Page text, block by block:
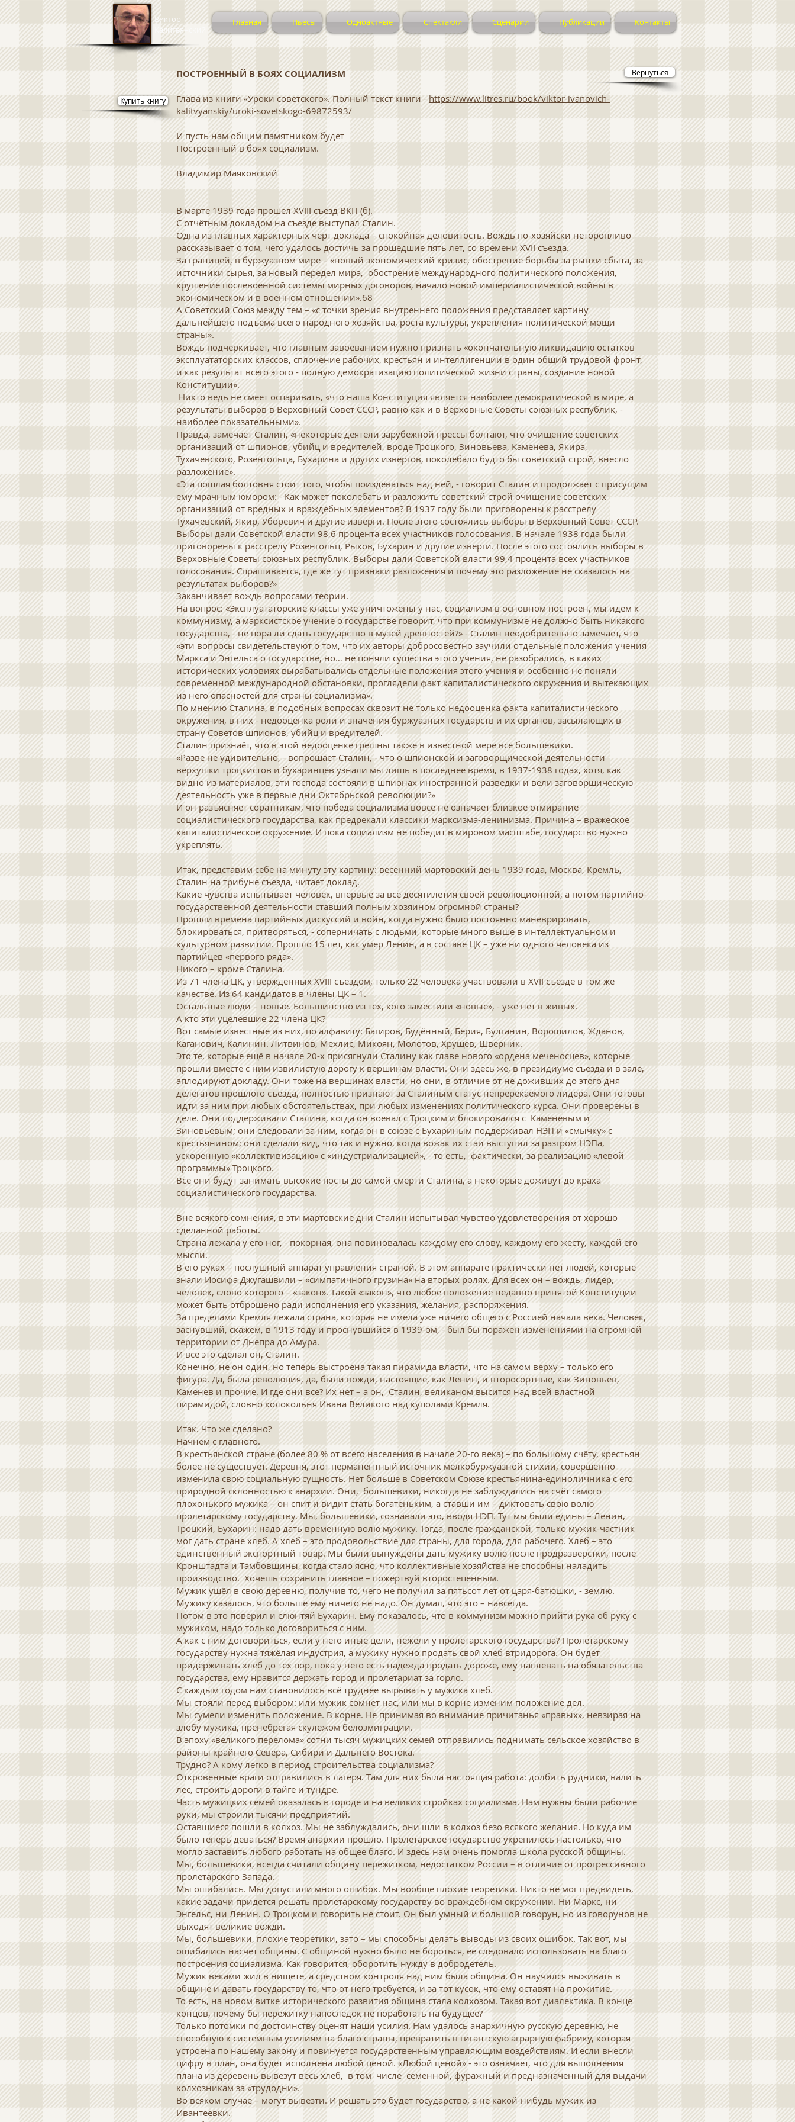
Виктор
Калитвянский
Главная Пьесы Одноактные Спектакли Сценарии Публикации Контакты
Купить книгу
ПОСТРОЕННЫЙ В БОЯХ СОЦИАЛИЗМ
Глава из книги «Уроки советского». Полный текст книги -https://www.litres.ru/book/viktor-ivanovich-
kalitvyanskiy/uroki-sovetskogo-69872593/
И пусть нам общим памятником будет
Построенный в боях социализм.
Владимир Маяковский
В марте 1939 года прошёл XVIII съезд ВКП (б).
С отчётным докладом на съезде выступал Сталин.
Одна из главных характерных черт доклада – спокойная деловитость. Вождь по-хозяйски неторопливо
рассказывает о том, чего удалось достичь за прошедшие пять лет, со времени XVII съезда.
За границей, в буржуазном мире – «новый экономический кризис, обострение борьбы за рынки сбыта, за
источники сырья, за новый передел мира, обострение международного политического положения,
крушение послевоенной системы мирных договоров, начало новой империалистической войны в
экономическом и в военном отношении».68
А Советский Союз между тем – «с точки зрения внутреннего положения представляет картину
дальнейшего подъёма всего народного хозяйства, роста культуры, укрепления политической мощи
страны».
Вождь подчёркивает, что главным завоеванием нужно признать «окончательную ликвидацию остатков
эксплуататорских классов, сплочение рабочих, крестьян и интеллигенции в один общий трудовой фронт,
и как результат всего этого - полную демократизацию политической жизни страны, создание новой
Конституции».
Никто ведь не смеет оспаривать, «что наша Конституция является наиболее демократической в мире, а
результаты выборов в Верховный Совет СССР, равно как и в Верховные Советы союзных республик, -
наиболее показательными».
Правда, замечает Сталин, «некоторые деятели зарубежной прессы болтают, что очищение советских
организаций от шпионов, убийц и вредителей, вроде Троцкого, Зиновьева, Каменева, Якира,
Тухачевского, Розенгольца, Бухарина и других извергов, поколебало будто бы советский строй, внесло
разложение».
«Эта пошлая болтовня стоит того, чтобы поиздеваться над ней, - говорит Сталин и продолжает с присущим
ему мрачным юмором: - Как может поколебать и разложить советский строй очищение советских
организаций от вредных и враждебных элементов? В 1937 году были приговорены к расстрелу
Тухачевский, Якир, Уборевич и другие изверги. После этого состоялись выборы в Верховный Совет СССР.
Выборы дали Советской власти 98,6 процента всех участников голосования. В начале 1938 года были
приговорены к расстрелу Розенгольц, Рыков, Бухарин и другие изверги. После этого состоялись выборы в
Верховные Советы союзных республик. Выборы дали Советской власти 99,4 процента всех участников
голосования. Спрашивается, где же тут признаки разложения и почему это разложение не сказалось на
результатах выборов?»
Заканчивает вождь вопросами теории.
На вопрос: «Эксплуататорские классы уже уничтожены у нас, социализм в основном построен, мы идём к
коммунизму, а марксистское учение о государстве говорит, что при коммунизме не должно быть никакого
государства, - не пора ли сдать государство в музей древностей?» - Сталин неодобрительно замечает, что
«эти вопросы свидетельствуют о том, что их авторы добросовестно заучили отдельные положения учения
Маркса и Энгельса о государстве, но… не поняли существа этого учения, не разобрались, в каких
исторических условиях вырабатывались отдельные положения этого учения и особенно не поняли
современной международной обстановки, проглядели факт капиталистического окружения и вытекающих
из него опасностей для страны социализма».
По мнению Сталина, в подобных вопросах сквозит не только недооценка факта капиталистического
окружения, в них - недооценка роли и значения буржуазных государств и их органов, засылающих в
страну Советов шпионов, убийц и вредителей.
Сталин признаёт, что в этой недооценке грешны также в известной мере все большевики.
«Разве не удивительно, - вопрошает Сталин, - что о шпионской и заговорщической деятельности
верхушки троцкистов и бухаринцев узнали мы лишь в последнее время, в 1937-1938 годах, хотя, как
видно из материалов, эти господа состояли в шпионах иностранной разведки и вели заговорщическую
деятельность уже в первые дни Октябрьской революции?»
И он разъясняет соратникам, что победа социализма вовсе не означает близкое отмирание
социалистического государства, как предрекали классики марксизма-ленинизма. Причина – вражеское
капиталистическое окружение. И пока социализм не победит в мировом масштабе, государство нужно
укреплять.
Итак, представим себе на минуту эту картину: весенний мартовский день 1939 года, Москва, Кремль,
Сталин на трибуне съезда, читает доклад.
Какие чувства испытывает человек, впервые за все десятилетия своей революционной, а потом партийно-
государственной деятельности ставший полным хозяином огромной страны?
Прошли времена партийных дискуссий и войн, когда нужно было постоянно маневрировать,
блокироваться, притворяться, - соперничать с людьми, которые много выше в интеллектуальном и
культурном развитии. Прошло 15 лет, как умер Ленин, а в составе ЦК – уже ни одного человека из
партийцев «первого ряда».
Никого – кроме Сталина.
Из 71 члена ЦК, утверждённых XVIII съездом, только 22 человека участвовали в XVII съезде в том же
качестве. Из 64 кандидатов в члены ЦК – 1.
Остальные люди – новые. Большинство из тех, кого заместили «новые», - уже нет в живых.
А кто эти уцелевшие 22 члена ЦК?
Вот самые известные из них, по алфавиту: Багиров, Будённый, Берия, Булганин, Ворошилов, Жданов,
Каганович, Калинин. Литвинов, Мехлис, Микоян, Молотов, Хрущёв, Шверник.
Это те, которые ещё в начале 20-х присягнули Сталину как главе нового «ордена меченосцев», которые
прошли вместе с ним извилистую дорогу к вершинам власти. Они здесь же, в президиуме съезда и в зале,
аплодируют докладу. Они тоже на вершинах власти, но они, в отличие от не доживших до этого дня
делегатов прошлого съезда, полностью признают за Сталиным статус непререкаемого лидера. Они готовы
идти за ним при любых обстоятельствах, при любых изменениях политического курса. Они проверены в
деле. Они поддерживали Сталина, когда он воевал с Троцким и блокировался с Каменевым и
Зиновьевым; они следовали за ним, когда он в союзе с Бухариным поддерживал НЭП и «смычку» с
крестьянином; они сделали вид, что так и нужно, когда вожак их стаи выступил за разгром НЭПа,
ускоренную «коллективизацию» с «индустриализацией», - то есть, фактически, за реализацию «левой
программы» Троцкого.
Все они будут занимать высокие посты до самой смерти Сталина, а некоторые доживут до краха
социалистического государства.
Вне всякого сомнения, в эти мартовские дни Сталин испытывал чувство удовлетворения от хорошо
сделанной работы.
Страна лежала у его ног, - покорная, она повиновалась каждому его слову, каждому его жесту, каждой его
мысли.
В его руках – послушный аппарат управления страной. В этом аппарате практически нет людей, которые
знали Иосифа Джугашвили – «симпатичного грузина» на вторых ролях. Для всех он – вождь, лидер,
человек, слово которого – «закон». Такой «закон», что любое положение недавно принятой Конституции
может быть отброшено ради исполнения его указания, желания, распоряжения.
За пределами Кремля лежала страна, которая не имела уже ничего общего с Россией начала века. Человек,
заснувший, скажем, в 1913 году и проснувшийся в 1939-ом, - был бы поражён изменениями на огромной
территории от Днепра до Амура.
И всё это сделал он, Сталин.
Конечно, не он один, но теперь выстроена такая пирамида власти, что на самом верху – только его
фигура. Да, была революция, да, были вожди, настоящие, как Ленин, и второсортные, как Зиновьев,
Каменев и прочие. И где они все? Их нет – а он, Сталин, великаном высится над всей властной
пирамидой, словно колокольня Ивана Великого над куполами Кремля.
Итак. Что же сделано?
Начнём с главного.
В крестьянской стране (более 80 % от всего населения в начале 20-го века) – по большому счёту, крестьян
более не существует. Деревня, этот перманентный источник мелкобуржуазной стихии, совершенно
изменила свою социальную сущность. Нет больше в Советском Союзе крестьянина-единоличника с его
природной склонностью к анархии. Они, большевики, никогда не заблуждались на счёт самого
плохонького мужика – он спит и видит стать богатеньким, а ставши им – диктовать свою волю
пролетарскому государству. Мы, большевики, сознавали это, вводя НЭП. Тут мы были едины – Ленин,
Троцкий, Бухарин: надо дать временную волю мужику. Тогда, после гражданской, только мужик-частник
мог дать стране хлеб. А хлеб – это продовольствие для страны, для города, для рабочего. Хлеб – это
единственный экспортный товар. Мы были вынуждены дать мужику волю после продразвёрстки, после
Кронштадта и Тамбовщины, когда стало ясно, что коллективные хозяйства не способны наладить
производство. Хочешь сохранить главное – пожертвуй второстепенным.
Мужик ушёл в свою деревню, получив то, чего не получил за пятьсот лет от царя-батюшки, - землю.
Мужику казалось, что больше ему ничего не надо. Он думал, что это – навсегда.
Потом в это поверил и слюнтяй Бухарин. Ему показалось, что в коммунизм можно прийти рука об руку с
мужиком, надо только договориться с ним.
А как с ним договориться, если у него иные цели, нежели у пролетарского государства? Пролетарскому
государству нужна тяжёлая индустрия, а мужику нужно продать свой хлеб втридорога. Он будет
придерживать хлеб до тех пор, пока у него есть надежда продать дороже, ему наплевать на обязательства
государства, ему нравится держать город и пролетариат за горло.
С каждым годом нам становилось всё труднее вырывать у мужика хлеб.
Мы стояли перед выбором: или мужик сомнёт нас, или мы в корне изменим положение дел.
Мы сумели изменить положение. В корне. Не принимая во внимание причитанья «правых», невзирая на
злобу мужика, пренебрегая скулежом белоэмиграции.
В эпоху «великого перелома» сотни тысяч мужицких семей отправились поднимать сельское хозяйство в
районы крайнего Севера, Сибири и Дальнего Востока.
Трудно? А кому легко в период строительства социализма?
Откровенные враги отправились в лагеря. Там для них была настоящая работа: долбить рудники, валить
лес, строить дороги в тайге и тундре.
Часть мужицких семей оказалась в городе и на великих стройках социализма. Нам нужны были рабочие
руки, мы строили тысячи предприятий.
Оставшиеся пошли в колхоз. Мы не заблуждались, они шли в колхоз безо всякого желания. Но куда им
было теперь деваться? Время анархии прошло. Пролетарское государство укрепилось настолько, что
могло заставить любого работать на общее благо. И здесь нам очень помогла школа русской общины.
Мы, большевики, всегда считали общину пережитком, недостатком России – в отличие от прогрессивного
пролетарского Запада.
Мы ошибались. Мы допустили много ошибок. Мы вообще плохие теоретики. Никто не мог предвидеть,
какие задачи придётся решать пролетарскому государству во враждебном окружении. Ни Маркс, ни
Энгельс, ни Ленин. О Троцком и говорить не стоит. Он был умный и большой говорун, но из говорунов не
выходят великие вожди.
Мы, большевики, плохие теоретики, зато – мы способны делать выводы из своих ошибок. Так вот, мы
ошибались насчёт общины. С общиной нужно было не бороться, её следовало использовать на благо
построения социализма. Как говорится, оборотить нужду в добродетель.
Мужик веками жил в нищете, а средством контроля над ним была община. Он научился выживать в
общине и давать государству то, что от него требуется, и за тот кусок, что ему оставят на прожитие.
То есть, на новом витке исторического развития община стала колхозом. Такая вот диалектика. В конце
концов, почему бы пережитку напоследок не поработать на будущее?
Только потомки по достоинству оценят наши усилия. Нам удалось анархичную русскую деревню, не
способную к системным усилиям на благо страны, превратить в гигантскую аграрную фабрику, которая
устроена по нашему закону и повинуется государственным управляющим воздействиям. И если внесли
цифру в план, она будет исполнена любой ценой. «Любой ценой» - это означает, что для вы­полнения
плана из деревень вывезут весь хлеб, в том числе семен­ной, фуражный и предназначенный для выдачи
колхозникам за «трудодни».
Во всяком случае – могут вывезти. И решать это будет государство, а не какой-нибудь мужик из
Ивантеевки.
Вернуться